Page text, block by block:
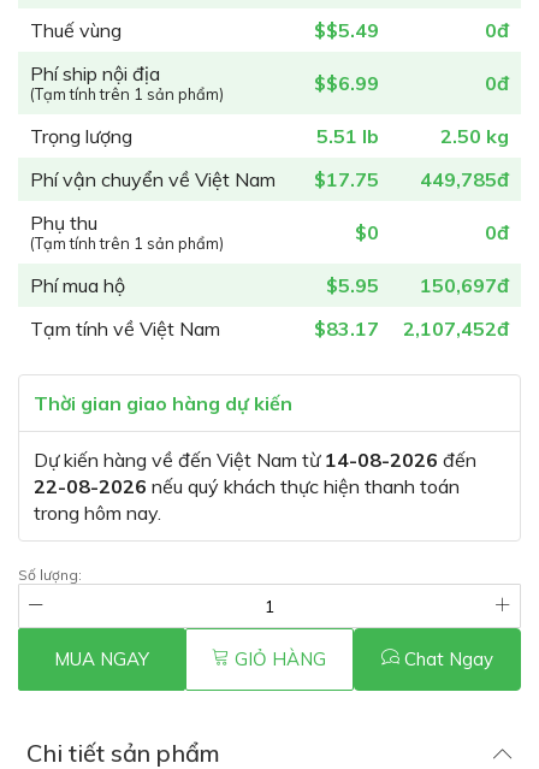
Thuế vùng
$$5.49
0đ
Phí ship nội địa
(Tạm tính trên 1 sản phẩm) $$6.99 0đ
Trọng lượng 5.51 lb
2.50 kg
Phí vận chuyển về Việt Nam
$17.75
449,785đ
Phụ thu
(Tạm tính trên 1 sản phẩm) $0 0đ
Phí mua hộ $5.95
150,697đ
Tạm tính về Việt Nam
$83.17 2,107,452đ
Thời gian giao hàng dự kiến
Dự kiến hàng về đến Việt Nam từ 14-08-2026 đến
22-08-2026 nếu quý khách thực hiện thanh toán
trong hôm nay.
Số lượng:
MUA NGAY GIỎ HÀNG Chat Ngay
Chi tiết sản phẩm